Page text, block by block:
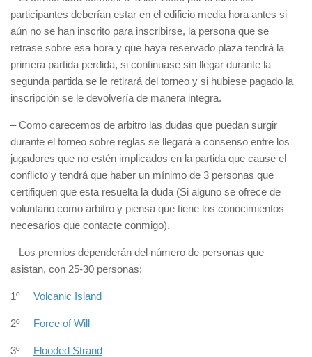
participantes deberían estar en el edificio media hora antes si
aún no se han inscrito para inscribirse, la persona que se
retrase sobre esa hora y que haya reservado plaza tendrá la
primera partida perdida, si continuase sin llegar durante la
segunda partida se le retirará del torneo y si hubiese pagado la
inscripción se le devolvería de manera integra.
– Como carecemos de arbitro las dudas que puedan surgir
durante el torneo sobre reglas se llegará a consenso entre los
jugadores que no estén implicados en la partida que cause el
conflicto y tendrá que haber un mínimo de 3 personas que
certifiquen que esta resuelta la duda (Si alguno se ofrece de
voluntario como arbitro y piensa que tiene los conocimientos
necesarios que contacte conmigo).
– Los premios dependerán del número de personas que
asistan, con 25-30 personas:
1º Volcanic Island
2º Force of Will
3º Flooded Strand